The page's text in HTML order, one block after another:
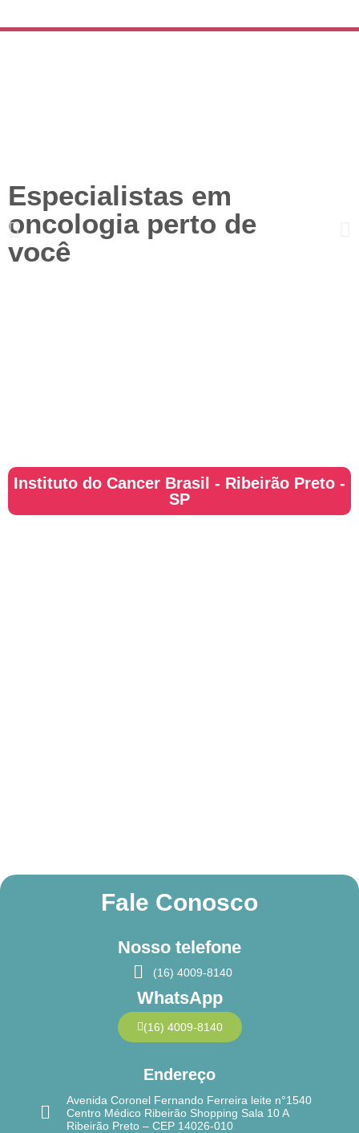
Especialistas em
oncologia perto de
você
Instituto do Cancer Brasil - Ribeirão Preto -
SP
Fale Conosco
Nosso telefone
(16) 4009-8140
WhatsApp
(16) 4009-8140
Endereço
Avenida Coronel Fernando Ferreira leite n°1540
Centro Médico Ribeirão Shopping Sala 10 A
Ribeirão Preto – CEP 14026-010